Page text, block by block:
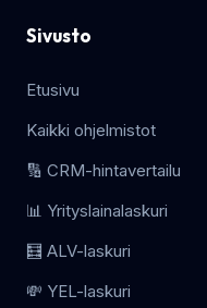
Sivusto
Etusivu
Kaikki ohjelmistot
🔢 CRM-hintavertailu
📊 Yrityslainalaskuri
🧮 ALV-laskuri
💸 YEL-laskuri